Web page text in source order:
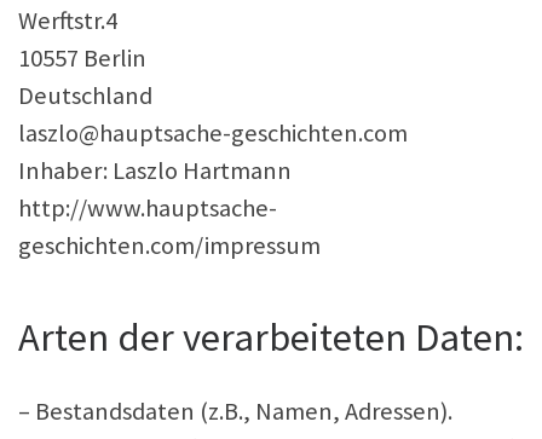
Werftstr.4
10557 Berlin
Deutschland
laszlo@hauptsache-geschichten.com
Inhaber: Laszlo Hartmann
http://www.hauptsache-
geschichten.com/impressum
Arten der verarbeiteten Daten:
– Bestandsdaten (z.B., Namen, Adressen).